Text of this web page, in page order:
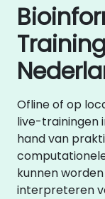
Ofline of op
live-trainingen
hand van
kunnen
interpreteren